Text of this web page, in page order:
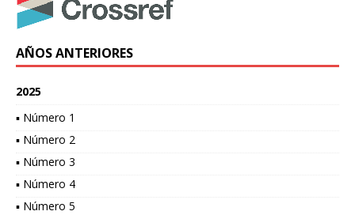
AÑOS ANTERIORES
2025
▪ Número 1
▪ Número 2
▪ Número 3
▪ Número 4
▪ Número 5